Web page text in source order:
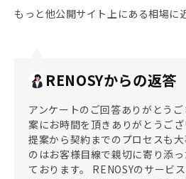
もっと他公開サイト上にある相場に
RENOSYからの返答
アンケートのご回答ありがとう
案にお時間を頂きありがとうご
提案から契約までのプロセスも
のはお客様目線で親切に寄り添
ております。 RENOSYのサービ